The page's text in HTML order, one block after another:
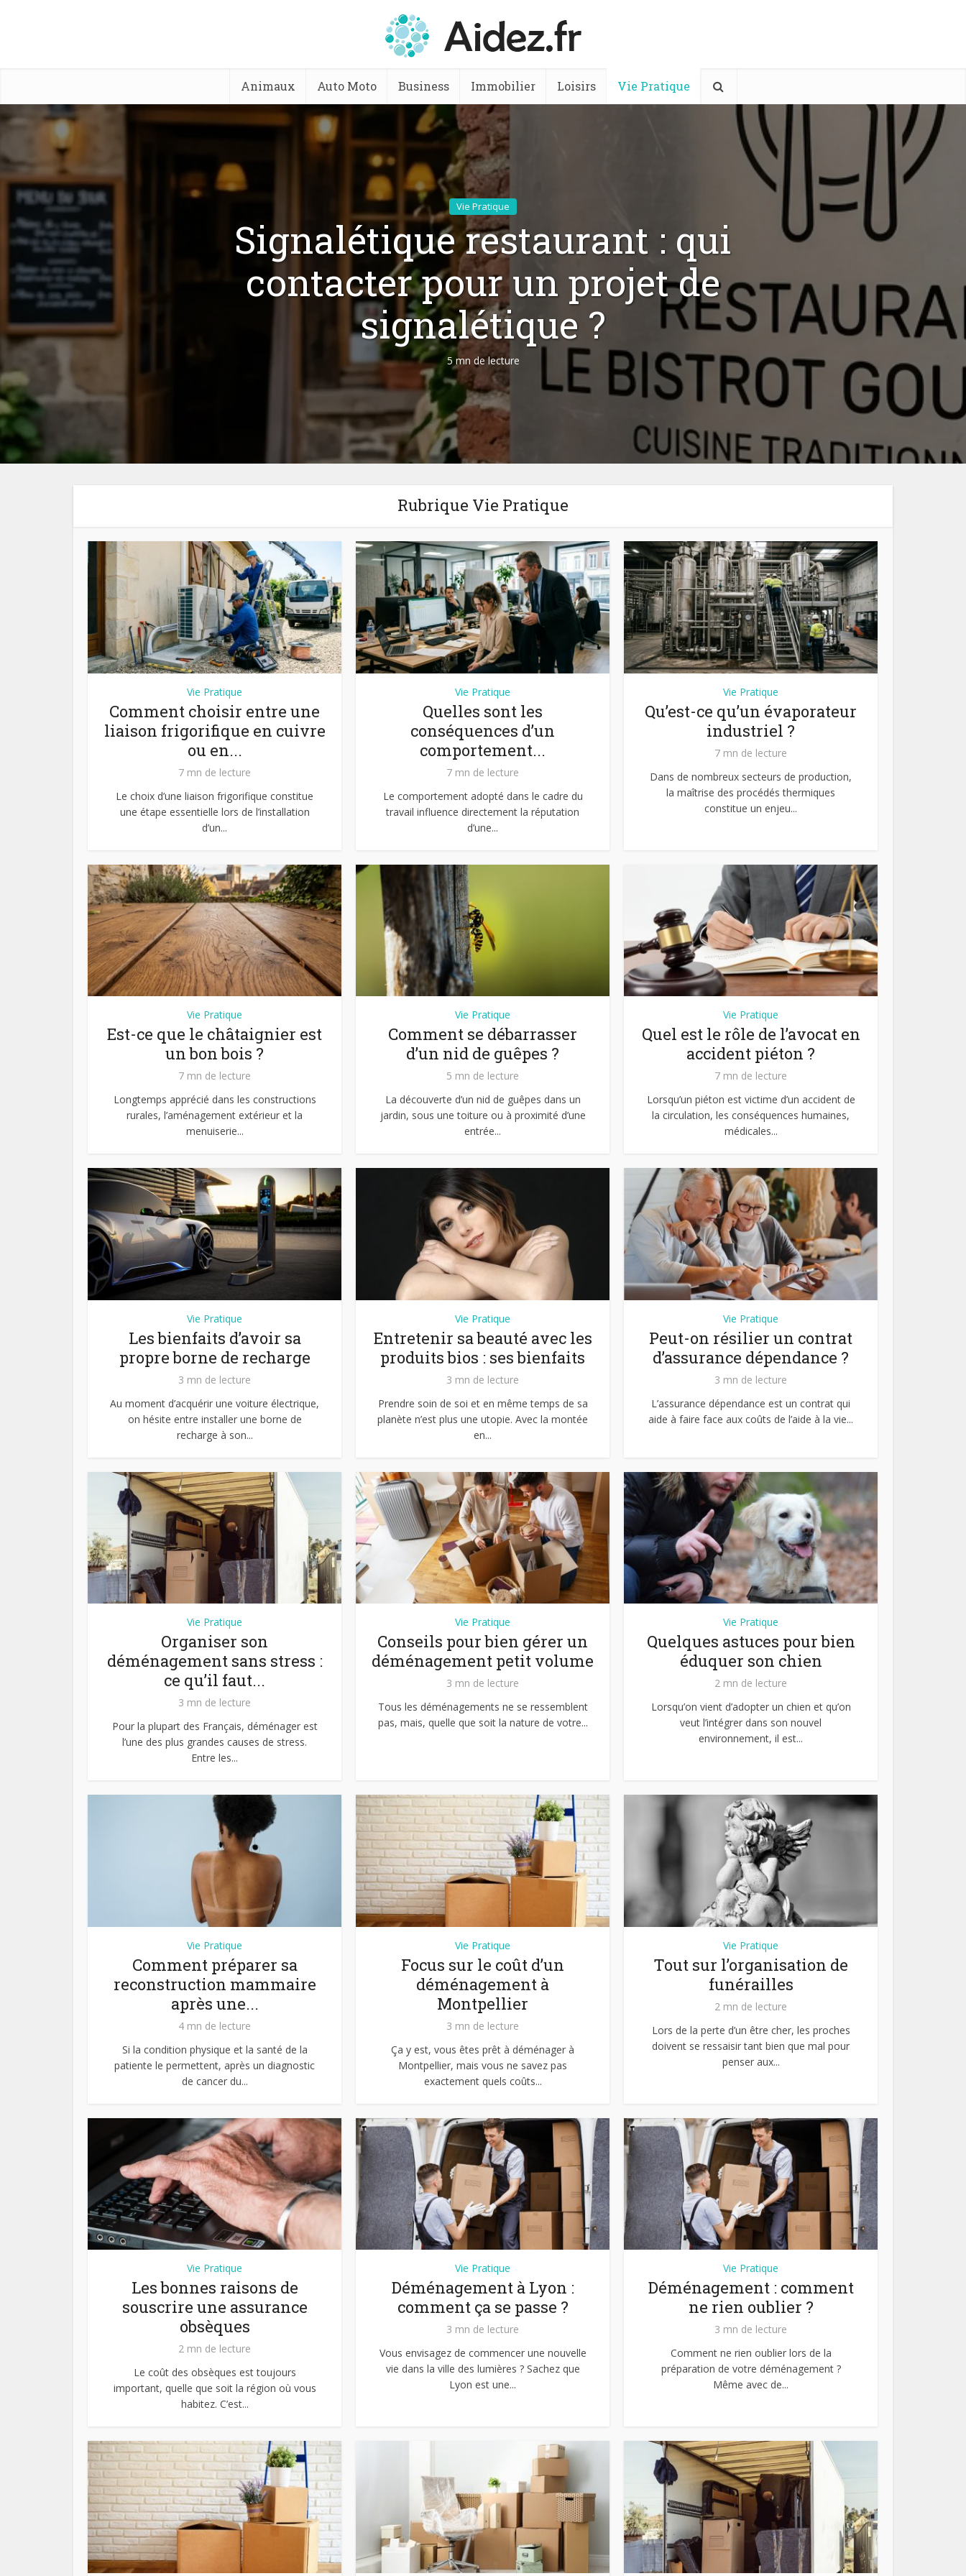
Animaux Auto Moto Business Immobilier Loisirs Vie Pratique
Vie Pratique
Signalétique restaurant : qui
contacter pour un projet de
signalétique ?
5 mn de lecture
Rubrique Vie Pratique
Vie Pratique
Comment choisir entre une
liaison frigorifique en cuivre
ou en...
7 mn de lecture
Le choix d’une liaison frigorifique constitue
une étape essentielle lors de l’installation
d’un...
Vie Pratique
Quelles sont les
conséquences d’un
comportement...
7 mn de lecture
Le comportement adopté dans le cadre du
travail influence directement la réputation
d’une...
Vie Pratique
Qu’est-ce qu’un évaporateur
industriel ?
7 mn de lecture
Dans de nombreux secteurs de production,
la maîtrise des procédés thermiques
constitue un enjeu...
Vie Pratique
Est-ce que le châtaignier est
un bon bois ?
7 mn de lecture
Longtemps apprécié dans les constructions
rurales, l’aménagement extérieur et la
menuiserie...
Vie Pratique
Comment se débarrasser
d’un nid de guêpes ?
5 mn de lecture
La découverte d’un nid de guêpes dans un
jardin, sous une toiture ou à proximité d’une
entrée...
Vie Pratique
Quel est le rôle de l’avocat en
accident piéton ?
7 mn de lecture
Lorsqu’un piéton est victime d’un accident de
la circulation, les conséquences humaines,
médicales...
Vie Pratique
Les bienfaits d’avoir sa
propre borne de recharge
3 mn de lecture
Au moment d’acquérir une voiture électrique,
on hésite entre installer une borne de
recharge à son...
Vie Pratique
Entretenir sa beauté avec les
produits bios : ses bienfaits
3 mn de lecture
Prendre soin de soi et en même temps de sa
planète n’est plus une utopie. Avec la montée
en...
Vie Pratique
Peut-on résilier un contrat
d’assurance dépendance ?
3 mn de lecture
L’assurance dépendance est un contrat qui
aide à faire face aux coûts de l’aide à la vie...
Vie Pratique
Organiser son
déménagement sans stress :
ce qu’il faut...
3 mn de lecture
Pour la plupart des Français, déménager est
l’une des plus grandes causes de stress.
Entre les...
Vie Pratique
Conseils pour bien gérer un
déménagement petit volume
3 mn de lecture
Tous les déménagements ne se ressemblent
pas, mais, quelle que soit la nature de votre...
Vie Pratique
Quelques astuces pour bien
éduquer son chien
2 mn de lecture
Lorsqu’on vient d’adopter un chien et qu’on
veut l’intégrer dans son nouvel
environnement, il est...
Vie Pratique
Comment préparer sa
reconstruction mammaire
après une...
4 mn de lecture
Si la condition physique et la santé de la
patiente le permettent, après un diagnostic
de cancer du...
Vie Pratique
Focus sur le coût d’un
déménagement à
Montpellier
3 mn de lecture
Ça y est, vous êtes prêt à déménager à
Montpellier, mais vous ne savez pas
exactement quels coûts...
Vie Pratique
Tout sur l’organisation de
funérailles
2 mn de lecture
Lors de la perte d’un être cher, les proches
doivent se ressaisir tant bien que mal pour
penser aux...
Vie Pratique
Les bonnes raisons de
souscrire une assurance
obsèques
2 mn de lecture
Le coût des obsèques est toujours
important, quelle que soit la région où vous
habitez. C’est...
Vie Pratique
Déménagement à Lyon :
comment ça se passe ?
3 mn de lecture
Vous envisagez de commencer une nouvelle
vie dans la ville des lumières ? Sachez que
Lyon est une...
Vie Pratique
Déménagement : comment
ne rien oublier ?
3 mn de lecture
Comment ne rien oublier lors de la
préparation de votre déménagement ?
Même avec de...